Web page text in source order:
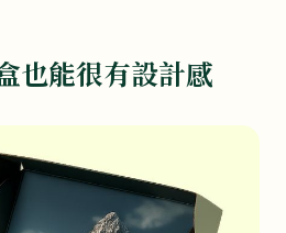
也能很有設計感